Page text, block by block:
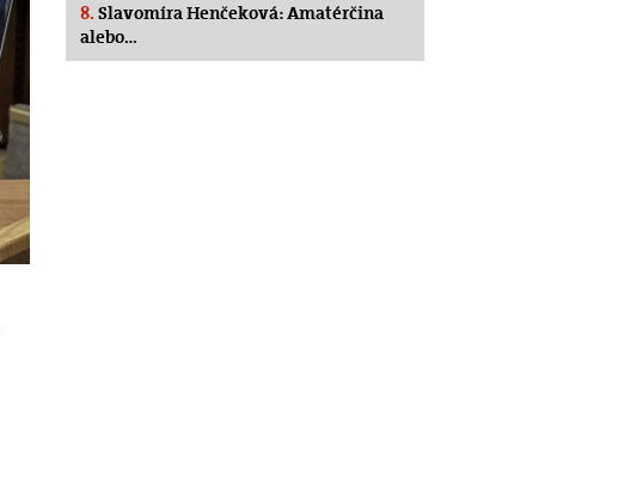
8. Slavomíra Henčeková: Amatérčina
alebo…